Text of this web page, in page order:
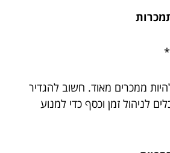
ממכרים מאוד. חשוב להגדיר
לניהול זמן וכסף כדי למנוע